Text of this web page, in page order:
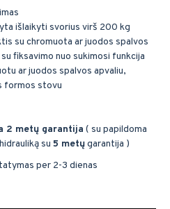
išlaikyti svorius virš 200 kg
su chromuota ar juodos spalvos
fiksavimo nuo sukimosi funkcija
ar juodos spalvos apvaliu,
formos stovu
2 metų garantija ( su papildoma
su 5 metųgarantija )
per 2-3 dienas